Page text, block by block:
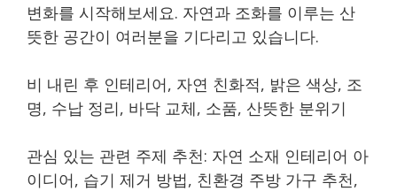
변화를 시작해보세요. 자연과 조화를 이루는 산
뜻한 공간이 여러분을 기다리고 있습니다.
비 내린 후 인테리어, 자연 친화적, 밝은 색상, 조
명, 수납 정리, 바닥 교체, 소품, 산뜻한 분위기
관심 있는 관련 주제 추천: 자연 소재 인테리어 아
이디어, 습기 제거 방법, 친환경 주방 가구 추천,